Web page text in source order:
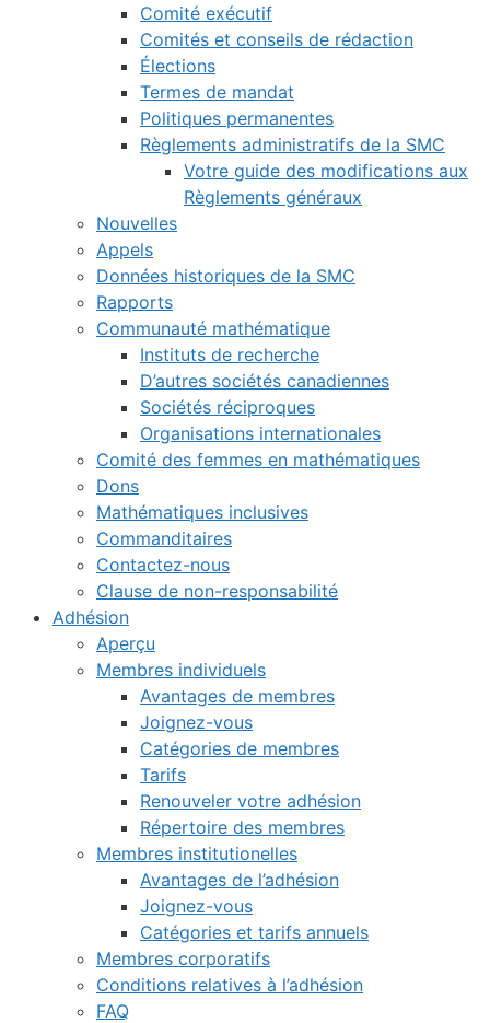
Comité exécutif
Comités et conseils de rédaction
Élections
Termes de mandat
Politiques permanentes
Règlements administratifs de la SMC
Votre guide des modifications aux
Règlements généraux
Nouvelles
Appels
Données historiques de la SMC
Rapports
Communauté mathématique
Instituts de recherche
D’autres sociétés canadiennes
Sociétés réciproques
Organisations internationales
Comité des femmes en mathématiques
Dons
Mathématiques inclusives
Commanditaires
Contactez-nous
Clause de non-responsabilité
Adhésion
Aperçu
Membres individuels
Avantages de membres
Joignez-vous
Catégories de membres
Tarifs
Renouveler votre adhésion
Répertoire des membres
Membres institutionelles
Avantages de l’adhésion
Joignez-vous
Catégories et tarifs annuels
Membres corporatifs
Conditions relatives à l’adhésion
FAQ